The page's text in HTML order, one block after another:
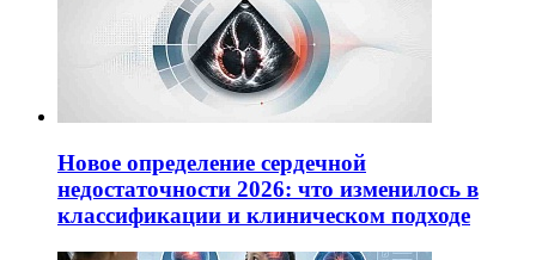
Новое определение сердечной
недостаточности 2026: что изменилось в
классификации и клиническом подходе